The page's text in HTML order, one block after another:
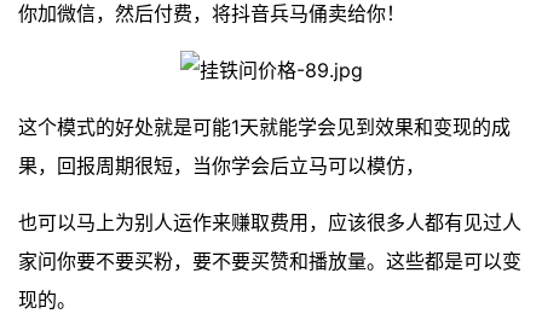
你加微信，然后付费，将抖音兵马俑卖给你！
这个模式的好处就是可能1天就能学会见到效果和变现的成
果，回报周期很短，当你学会后立马可以模仿，
也可以马上为别人运作来赚取费用，应该很多人都有见过人
家问你要不要买粉，要不要买赞和播放量。这些都是可以变
现的。